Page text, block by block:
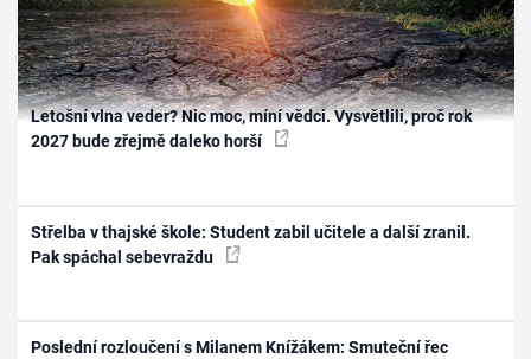
Letošní vlna veder? Nic moc, míní vědci. Vysvětlili, proč rok
2027 bude zřejmě daleko horší
Střelba v thajské škole: Student zabil učitele a další zranil.
Pak spáchal sebevraždu
Poslední rozloučení s Milanem Knížákem: Smuteční řec